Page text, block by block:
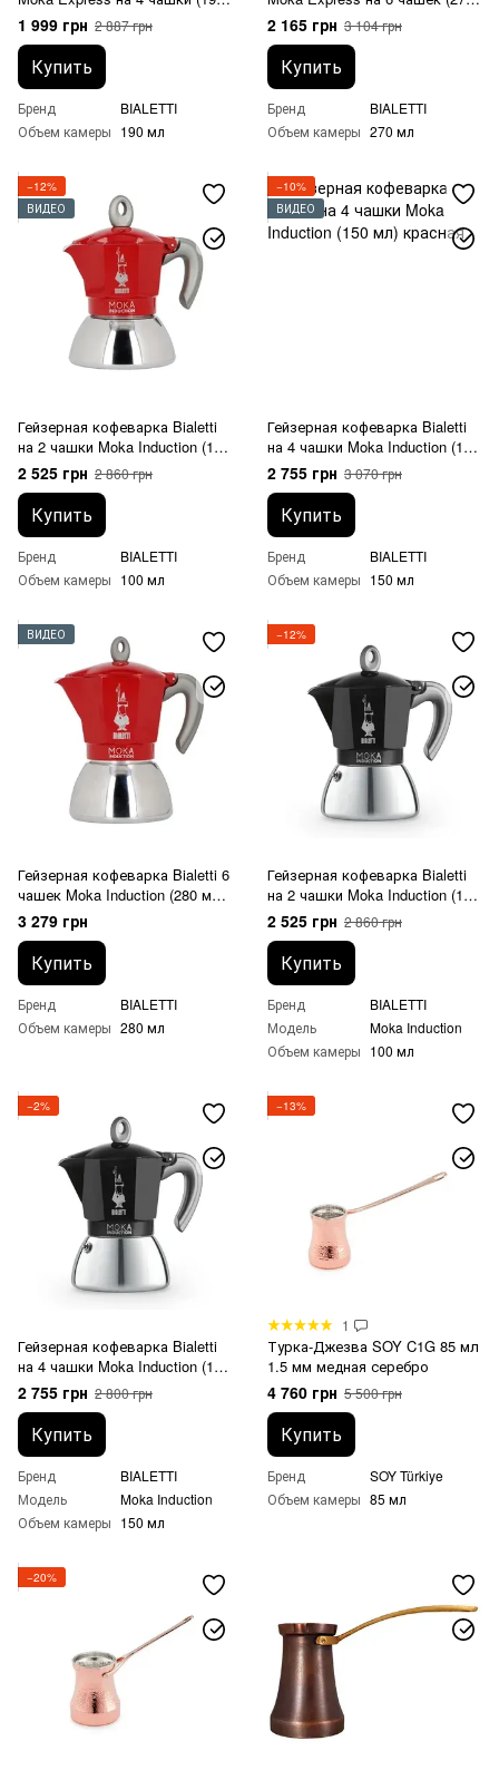
мл)
1 999 грн 2 887 грн
Купить
Бренд
BIALETTI
Объем камеры 190 мл
мл)
2 165 грн 3 104 грн
Купить
Бренд
BIALETTI
Объем камеры 270 мл
−12%
ВИДЕО
Гейзерная кофеварка Bialetti
на 2 чашки Moka Induction (100
мл) красная
2 525 грн 2 860 грн
Купить
Бренд
BIALETTI
Объем камеры 100 мл
−10%
ВИДЕО
Гейзерная кофеварка Bialetti
на 4 чашки Moka Induction (150
мл) красная
2 755 грн 3 070 грн
Купить
Бренд
BIALETTI
Объем камеры 150 мл
ВИДЕО
Гейзерная кофеварка Bialetti 6
чашек Moka Induction (280 мл)
красная
3 279 грн
Купить
Бренд
BIALETTI
Объем камеры 280 мл
−12%
Гейзерная кофеварка Bialetti
на 2 чашки Moka Induction (100
мл) черная
2 525 грн 2 860 грн
Купить
Бренд
BIALETTI
Модель
Moka Induction
Объем камеры 100 мл
−2%
Гейзерная кофеварка Bialetti
на 4 чашки Moka Induction (150
мл) черная
2 755 грн 2 800 грн
Купить
Бренд
BIALETTI
Модель
Moka Induction
Объем камеры 150 мл
−13%
1
Турка-Джезва SOY C1G 85 мл
1.5 мм медная серебро
4 760 грн 5 500 грн
Купить
Бренд
SOY Türkiye
Объем камеры 85 мл
−20%